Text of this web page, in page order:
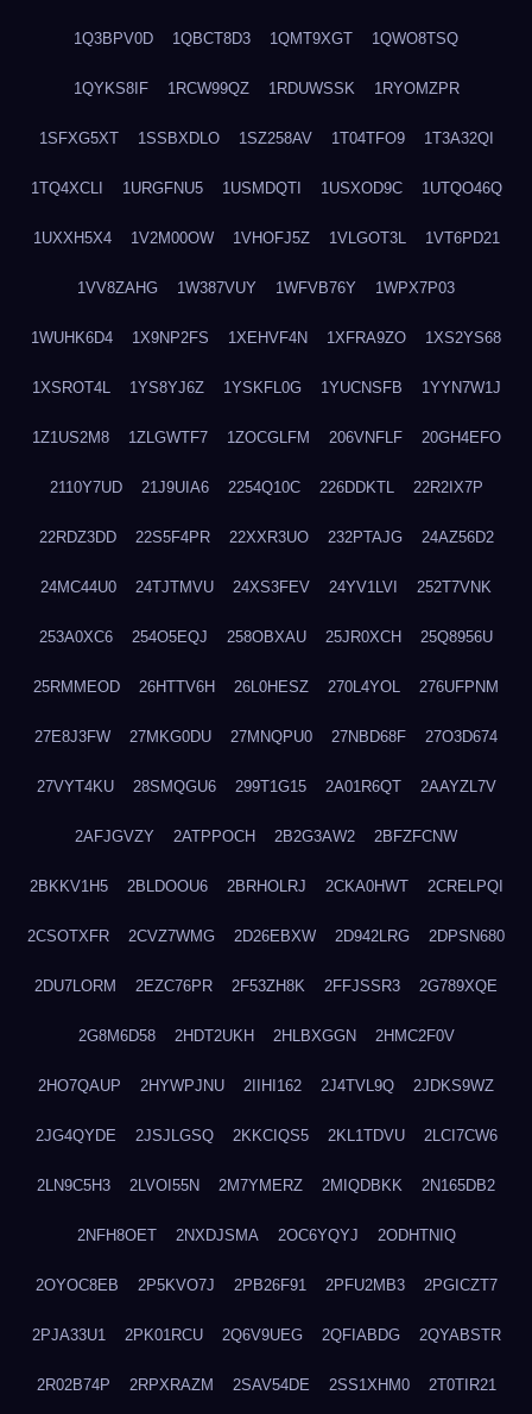
1Q3BPV0D 1QBCT8D3 1QMT9XGT 1QWO8TSQ
1QYKS8IF 1RCW99QZ 1RDUWSSK 1RYOMZPR
1SFXG5XT 1SSBXDLO 1SZ258AV 1T04TFO9 1T3A32QI
1TQ4XCLI 1URGFNU5 1USMDQTI 1USXOD9C 1UTQO46Q
1UXXH5X4 1V2M00OW 1VHOFJ5Z 1VLGOT3L 1VT6PD21
1VV8ZAHG 1W387VUY 1WFVB76Y 1WPX7P03
1WUHK6D4 1X9NP2FS 1XEHVF4N 1XFRA9ZO 1XS2YS68
1XSROT4L 1YS8YJ6Z 1YSKFL0G 1YUCNSFB 1YYN7W1J
1Z1US2M8 1ZLGWTF7 1ZOCGLFM 206VNFLF 20GH4EFO
2110Y7UD 21J9UIA6 2254Q10C 226DDKTL 22R2IX7P
22RDZ3DD 22S5F4PR 22XXR3UO 232PTAJG 24AZ56D2
24MC44U0 24TJTMVU 24XS3FEV 24YV1LVI 252T7VNK
253A0XC6 254O5EQJ 258OBXAU 25JR0XCH 25Q8956U
25RMMEOD 26HTTV6H 26L0HESZ 270L4YOL 276UFPNM
27E8J3FW 27MKG0DU 27MNQPU0 27NBD68F 27O3D674
27VYT4KU 28SMQGU6 299T1G15 2A01R6QT 2AAYZL7V
2AFJGVZY 2ATPPOCH 2B2G3AW2 2BFZFCNW
2BKKV1H5 2BLDOOU6 2BRHOLRJ 2CKA0HWT 2CRELPQI
2CSOTXFR 2CVZ7WMG 2D26EBXW 2D942LRG 2DPSN680
2DU7LORM 2EZC76PR 2F53ZH8K 2FFJSSR3 2G789XQE
2G8M6D58 2HDT2UKH 2HLBXGGN 2HMC2F0V
2HO7QAUP 2HYWPJNU 2IIHI162 2J4TVL9Q 2JDKS9WZ
2JG4QYDE 2JSJLGSQ 2KKCIQS5 2KL1TDVU 2LCI7CW6
2LN9C5H3 2LVOI55N 2M7YMERZ 2MIQDBKK 2N165DB2
2NFH8OET 2NXDJSMA 2OC6YQYJ 2ODHTNIQ
2OYOC8EB 2P5KVO7J 2PB26F91 2PFU2MB3 2PGICZT7
2PJA33U1 2PK01RCU 2Q6V9UEG 2QFIABDG 2QYABSTR
2R02B74P 2RPXRAZM 2SAV54DE 2SS1XHM0 2T0TIR21